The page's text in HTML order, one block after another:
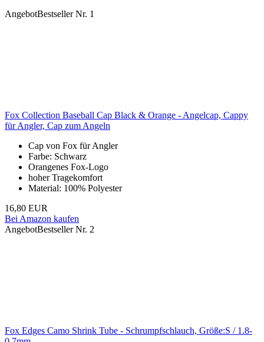
AngebotBestseller Nr. 1
Fox Collection Baseball Cap Black & Orange - Angelcap, Cappy
für Angler, Cap zum Angeln
Cap von Fox für Angler
Farbe: Schwarz
Orangenes Fox-Logo
hoher Tragekomfort
Material: 100% Polyester
16,80 EUR
Bei Amazon kaufen
AngebotBestseller Nr. 2
Fox Edges Camo Shrink Tube - Schrumpfschlauch, Größe:S / 1.8-